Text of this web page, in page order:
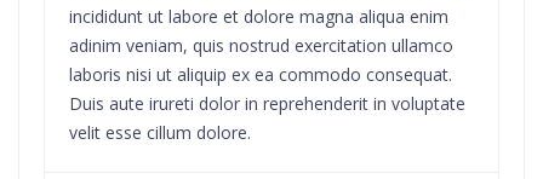
incididunt ut labore et dolore magna aliqua enim
adinim veniam, quis nostrud exercitation ullamco
laboris nisi ut aliquip ex ea commodo consequat.
Duis aute irureti dolor in reprehenderit in voluptate
velit esse cillum dolore.